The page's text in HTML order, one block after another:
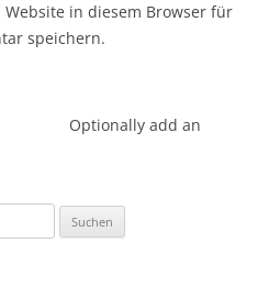
in diesem Browser für
speichern.
Optionally add an